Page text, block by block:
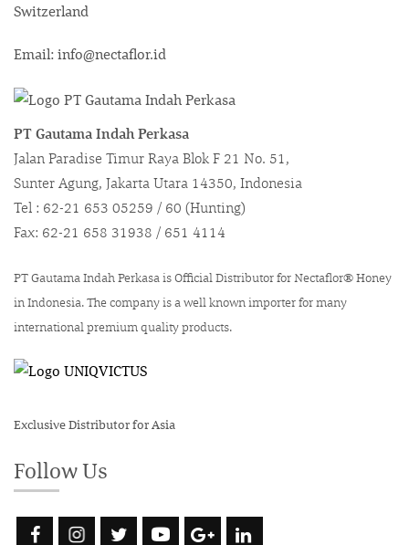
Switzerland
Email: info@nectaflor.id
PT Gautama Indah Perkasa
Jalan Paradise Timur Raya Blok F 21 No. 51,
Sunter Agung, Jakarta Utara 14350, Indonesia
Tel : 62-21 653 05259 / 60 (Hunting)
Fax: 62-21 658 31938 / 651 4114
PT Gautama Indah Perkasa is Official Distributor for Nectaflor® Honey
in Indonesia. The company is a well known importer for many
international premium quality products.
Exclusive Distributor for Asia
Follow Us